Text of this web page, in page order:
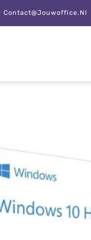
Contact@jouwoffice.nl